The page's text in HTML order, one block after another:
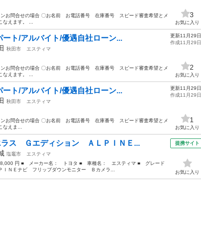
お問合せの場合 〇お名前 お電話番号 在庫番号 スピード審査希望とメ
えます。 ...
3
お気に入り
ト/アルバイト/優遇自社ローン...
秋田市
エスティマ
お問合せの場合 〇お名前 お電話番号 在庫番号 スピード審査希望とメ
えます。 ...
更新11月29日
作成11月29日
2
お気に入り
ト/アルバイト/優遇自社ローン...
秋田市
エスティマ
お問合せの場合 〇お名前 お電話番号 在庫番号 スピード審査希望とメ
えま...
更新11月29日
作成11月29日
1
お気に入り
ラス Ｇエディション ＡＬＰＩＮＥ...
塩竈市
エスティマ
円 ■ メーカー名： トヨタ ■ 車種名： エスティマ ■ グレード
ＮＥナビ フリップダウンモニター Ｂカメラ...
提携サイト
お気に入り